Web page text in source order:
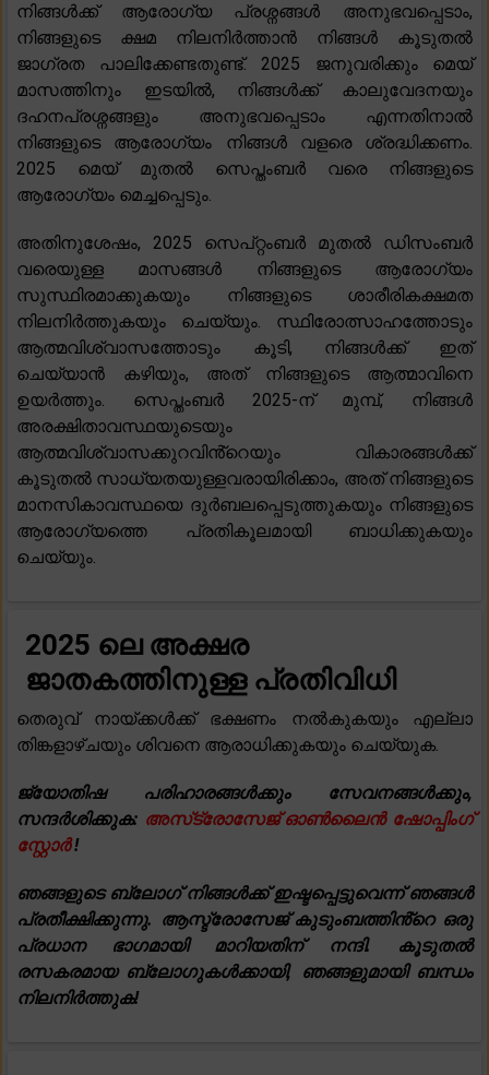
നിങ്ങൾക്ക് ആരോഗ്യ പ്രശ്നങ്ങൾ അനുഭവപ്പെടാം,
നിങ്ങളുടെ ക്ഷമ നിലനിർത്താൻ നിങ്ങൾ കൂടുതൽ
ജാഗ്രത പാലിക്കേണ്ടതുണ്ട്. 2025 ജനുവരിക്കും മെയ്
മാസത്തിനും ഇടയിൽ, നിങ്ങൾക്ക് കാലുവേദനയും
ദഹനപ്രശ്നങ്ങളും അനുഭവപ്പെടാം എന്നതിനാൽ
നിങ്ങളുടെ ആരോഗ്യം നിങ്ങൾ വളരെ ശ്രദ്ധിക്കണം.
2025 മെയ് മുതൽ സെപ്തംബർ വരെ നിങ്ങളുടെ
ആരോഗ്യം മെച്ചപ്പെടും.
അതിനുശേഷം, 2025 സെപ്റ്റംബർ മുതൽ ഡിസംബർ
വരെയുള്ള മാസങ്ങൾ നിങ്ങളുടെ ആരോഗ്യം
സുസ്ഥിരമാക്കുകയും നിങ്ങളുടെ ശാരീരികക്ഷമത
നിലനിർത്തുകയും ചെയ്യും. സ്ഥിരോത്സാഹത്തോടും
ആത്മവിശ്വാസത്തോടും കൂടി, നിങ്ങൾക്ക് ഇത്
ചെയ്യാൻ കഴിയും, അത് നിങ്ങളുടെ ആത്മാവിനെ
ഉയർത്തും. സെപ്തംബർ 2025-ന് മുമ്പ്, നിങ്ങൾ
അരക്ഷിതാവസ്ഥയുടെയും
ആത്മവിശ്വാസക്കുറവിൻ്റെയും വികാരങ്ങൾക്ക്
കൂടുതൽ സാധ്യതയുള്ളവരായിരിക്കാം, അത് നിങ്ങളുടെ
മാനസികാവസ്ഥയെ ദുർബലപ്പെടുത്തുകയും നിങ്ങളുടെ
ആരോഗ്യത്തെ പ്രതികൂലമായി ബാധിക്കുകയും
ചെയ്യും.
2025 ലെ അക്ഷര
ജാതകത്തിനുള്ള പ്രതിവിധി
തെരുവ് നായ്ക്കൾക്ക് ഭക്ഷണം നൽകുകയും എല്ലാ
തിങ്കളാഴ്ചയും ശിവനെ ആരാധിക്കുകയും ചെയ്യുക.
ജ്യോതിഷ പരിഹാരങ്ങൾക്കും സേവനങ്ങൾക്കും,
സന്ദർശിക്കുക: അസ്‌ട്രോസേജ് ഓൺലൈൻ ഷോപ്പിംഗ്
സ്റ്റോർ!
ഞങ്ങളുടെ ബ്ലോഗ് നിങ്ങൾക്ക് ഇഷ്ടപ്പെട്ടുവെന്ന് ഞങ്ങൾ
പ്രതീക്ഷിക്കുന്നു. ആസ്ട്രോസേജ് കുടുംബത്തിൻ്റെ ഒരു
പ്രധാന ഭാഗമായി മാറിയതിന് നന്ദി. കൂടുതൽ
രസകരമായ ബ്ലോഗുകൾക്കായി, ഞങ്ങളുമായി ബന്ധം
നിലനിർത്തുക!